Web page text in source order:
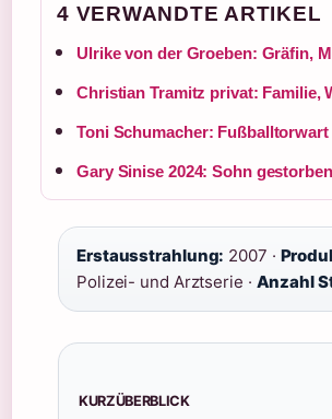
4 VERWANDTE ARTIKEL
Ulrike von der Groeben: Gräfin,
Christian Tramitz privat: Familie,
Toni Schumacher:
Gary Sinise 2024: Sohn
Erstausstrahlung: 2007 ·
Polizei- und Arztserie · Anzahl
KURZÜBERBLICK